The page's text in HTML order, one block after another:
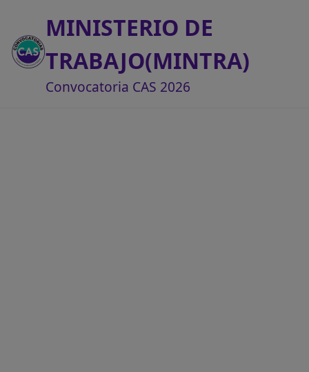
MINISTERIO DE
TRABAJO(MINTRA)
Convocatoria CAS 2026